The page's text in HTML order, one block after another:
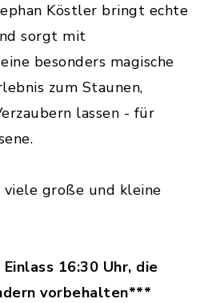
Köstler bringt echte
sorgt mit
besonders magische
zum Staunen,
lassen - für
große und kleine
16:30 Uhr, die
vorbehalten***